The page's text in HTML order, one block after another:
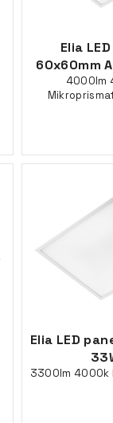
Elia
60x60mm
4000lm
DaliElia LED